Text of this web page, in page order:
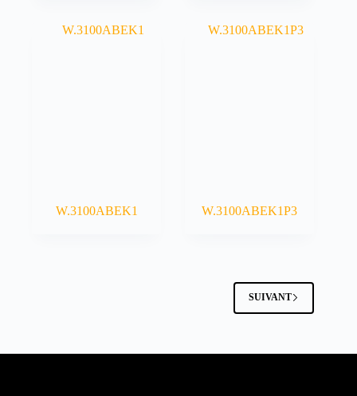
W.3100ABEK1 W.3100ABEK1P3
SUIVANT